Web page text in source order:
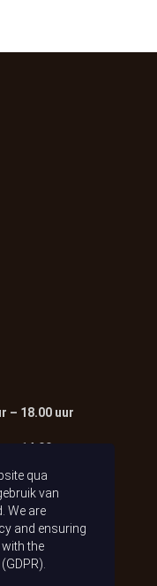
– 18.00 uur
– 14.00 uur
– 13.00 uur
qua
van
We are
and ensuring
the